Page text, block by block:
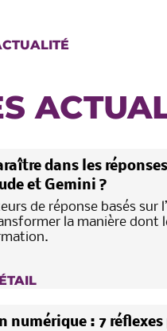
dans les
et Gemini ?
de réponse basés sur
la manière dont
numérique : 7